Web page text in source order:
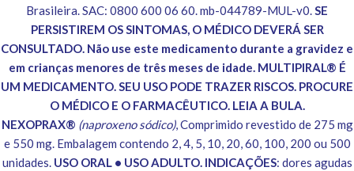
Brasileira. SAC: 0800 600 06 60. mb-044789-MUL-v0.SE
PERSISTIREM OS SINTOMAS, O MÉDICO DEVERÁ SER
CONSULTADO. Não use este medicamento durante a gravidez e
em crianças menores de três meses de idade. MULTIPIRAL® É
UM MEDICAMENTO. SEU USO PODE TRAZER RISCOS. PROCURE
O MÉDICO E O FARMACÊUTICO. LEIA A BULA.
NEXOPRAX® (naproxeno sódico), Comprimido revestido de 275 mg
e 550 mg. Embalagem contendo 2, 4, 5, 10, 20, 60, 100, 200 ou 500
unidades. USO ORAL • USO ADULTO. INDICAÇÕES: dores agudas